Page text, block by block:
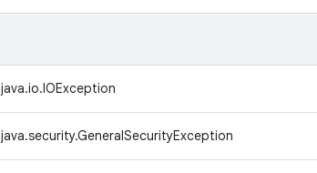
java.io.IOException
java.security.GeneralSecurityException